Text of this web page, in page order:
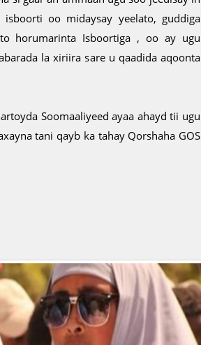
oo midaysay yeelato, guddiga
horumarinta Isboortiga , oo ay ugu
la xiriira sare u qaadida aqoonta
Soomaaliyeed ayaa ahayd tii ugu
tani qayb ka tahay Qorshaha GOS